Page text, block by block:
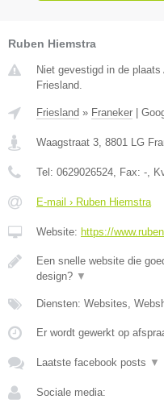
Ruben Hiemstra
Niet gevestigd in de
Friesland.
Friesland » Franeker
Waagstraat 3, 8801 LG
Tel: 0629026524, Fax: -,
E-mail › Ruben Hiemstra
Website: https://
Een snelle website die
design? ▼
Diensten: Websites,
Er wordt gewerkt op
Laatste facebook posts ▼
Sociale media: